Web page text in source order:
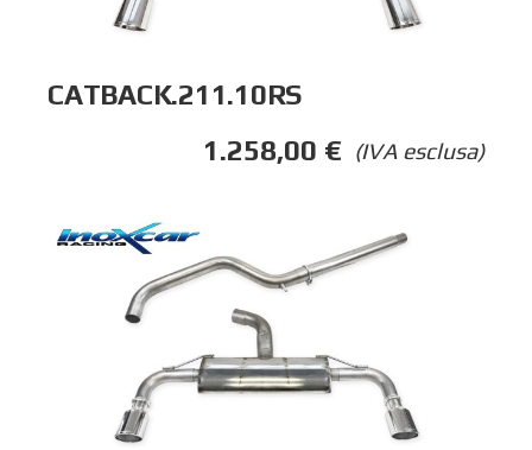
CATBACK.211.10RS
(IVA esclusa)
1.258,00 €